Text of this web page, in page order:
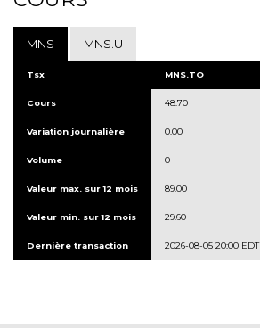
MNS MNS.U
Tsx MNS.TO
Cours 48.70
Variation journalière 0.00
Volume 0
Valeur max. sur 12 mois 89.00
Valeur min. sur 12 mois 29.60
Dernière transaction 2026-08-05 20:00 EDT